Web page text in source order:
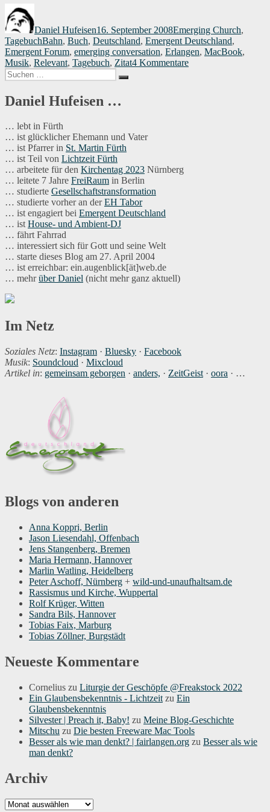
Daniel Hufeisen16. September 2008Emerging Church,
TagebuchSchlagwörter
Bahn, Buch, Deutschland, Emergent Deutschland,
Emergent Forum, emerging conversation, Erlangen, MacBook,
Musik, Relevant, Tagebuch, Zitat4 Kommentarezu
Suchen
nach:
Suchen
Daniel Hufeisen …
… lebt in Fürth
… ist glücklicher Ehemann und Vater
… ist Pfarrer in St. Martin Fürth
… ist Teil von Lichtzeit Fürth
… arbeitete für den Kirchentag 2023 Nürnberg
… leitete 7 Jahre FreiRaum in Berlin
… studierte Gesellschaftstransformation
… studierte vorher an derEH Tabor
… ist engagiert bei Emergent Deutschland
… istHouse- und Ambient-DJ
… fährt Fahrrad
… interessiert sich für Gott und seine Welt
… starte dieses Blog am 27. April 2004
… ist erreichbar: ein.augenblick[ät]web.de
… mehrüber Daniel (nicht mehr ganz aktuell)
Im Netz
Soziales Netz: Instagram · Bluesky · Facebook
Musik: Soundcloud · Mixcloud
Artikel in: gemeinsam geborgen · anders, · ZeitGeist · oora · …
Blogs von anderen
Anna Koppri, Berlin
Jason Liesendahl, Offenbach
Jens Stangenberg, Bremen
Maria Hermann, Hannover
Marlin Watling, Heidelberg
Peter Aschoff, Nürnberg + wild-und-unaufhaltsam.de
Rassismus und Kirche, Wuppertal
Rolf Krüger, Witten
Sandra Bils, Hannover
Tobias Faix, Marburg
Tobias Zöllner, Burgstädt
Neueste Kommentare
Cornelius zu Liturgie der Geschöpfe @Freakstock 2022
Ein Glaubensbekenntnis - Lichtzeit zu Ein
Glaubensbekenntnis
Silvester | Preach it, Baby! zu Meine Blog-Geschichte
Mitschu zu Die besten Freeware Mac Tools
Besser als wie man denkt? | fairlangen.org zu Besser als wie
man denkt?
Archiv
Archiv